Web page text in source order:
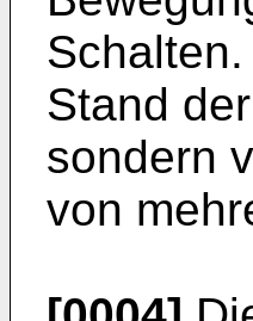
Stand
sondern
von